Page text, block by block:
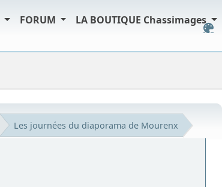
FORUM LA BOUTIQUE Chassimages
Les journées du diaporama de Mourenx